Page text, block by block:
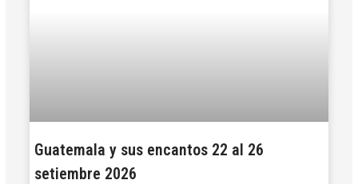
Guatemala y sus encantos 22 al 26
setiembre 2026